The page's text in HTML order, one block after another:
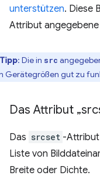
unterstützen. Diese
Attribut angegebene
Tipp: Die in src
Gerätegrößen gut zu
Das Attribut
Das srcset -Attribut
Liste von
Breite oder Dichte.